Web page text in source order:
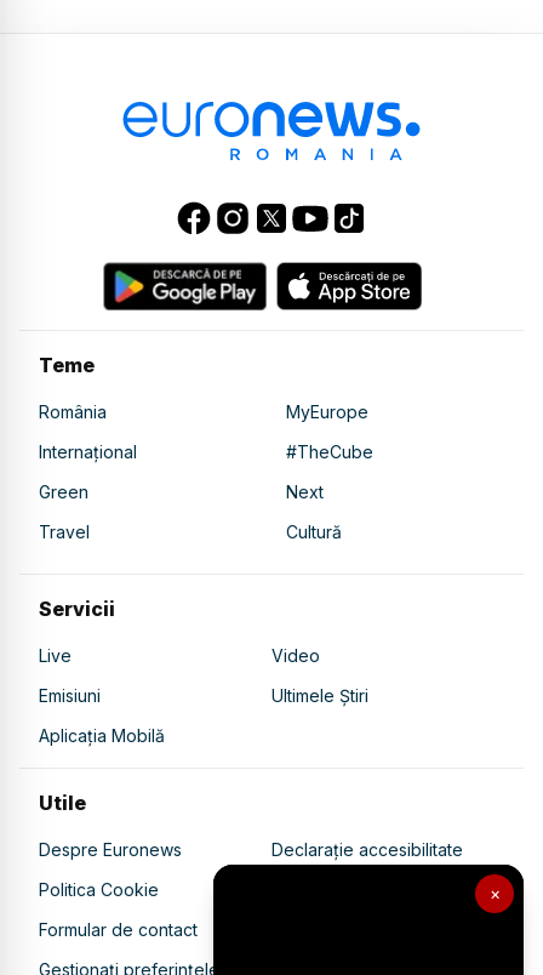
×
Teme
România
MyEurope
Internațional
#TheCube
Green
Next
Travel
Cultură
Servicii
Live
Video
Emisiuni
Ultimele Știri
Aplicația Mobilă
Utile
Despre Euronews
Declarație accesibilitate
Politica Cookie
Politica de confidențialitate
Formular de contact
Gestionați preferințele